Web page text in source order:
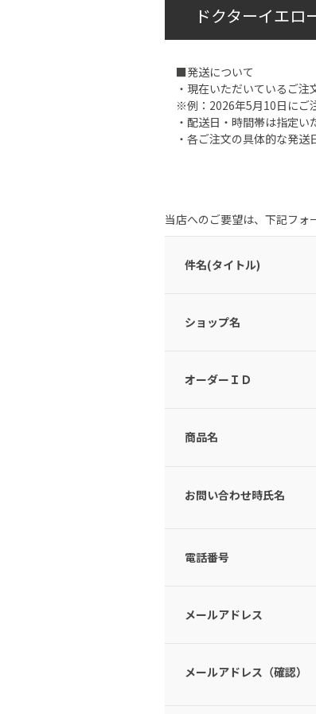
ドクターイエロ
■発送について
・現在いただいているご注
※例：2026年5月10日にご
・配送日・時間帯は指定い
・各ご注文の具体的な発送
当店へのご要望は、下記フォ
件名(タイトル)
ショップ名
オーダーＩＤ
商品名
お問い合わせ時氏名
電話番号
メールアドレス
メールアドレス（確認）